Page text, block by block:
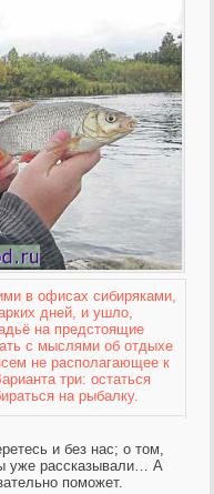
в офисах сибиряками,
дней, и ушло,
на предстоящие
с мыслями об отдыхе
не располагающее к
три: остаться
на рыбалку.
и без нас; о том,
уже рассказывали… А
поможет.